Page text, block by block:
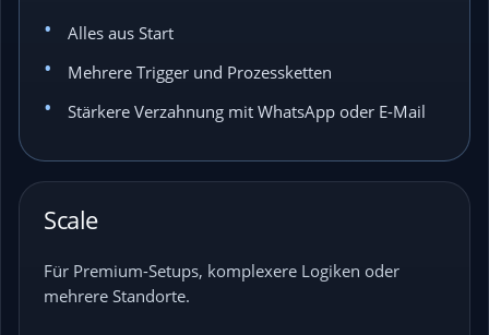
Alles aus Start
Mehrere Trigger und Prozessketten
Stärkere Verzahnung mit WhatsApp oder E-Mail
Scale
Für Premium-Setups, komplexere Logiken oder
mehrere Standorte.